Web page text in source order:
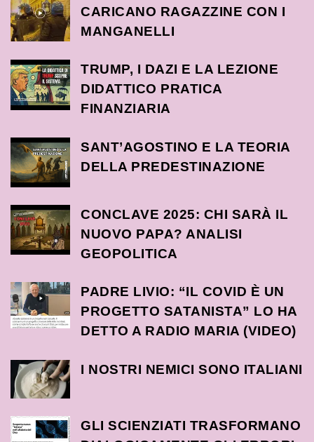
CARICANO RAGAZZINE CON I
MANGANELLI
TRUMP, I DAZI E LA LEZIONE
DIDATTICO PRATICA
FINANZIARIA
SANT’AGOSTINO E LA TEORIA
DELLA PREDESTINAZIONE
CONCLAVE 2025: CHI SARÀ IL
NUOVO PAPA? ANALISI
GEOPOLITICA
PADRE LIVIO: “IL COVID È UN
PROGETTO SATANISTA” LO HA
DETTO A RADIO MARIA (VIDEO)
I NOSTRI NEMICI SONO ITALIANI
GLI SCIENZIATI TRASFORMANO